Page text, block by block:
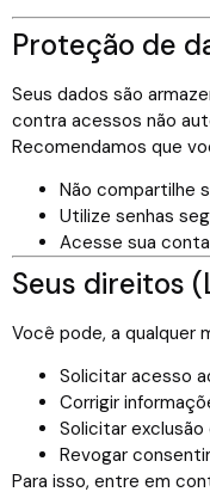
Proteção de
Seus dados são
contra acessos não
Recomendamos que
Não compartilhe
Utilize senhas
Acesse sua
Seus direitos
Você pode, a qualquer
Solicitar acesso
Corrigir
Solicitar exclusão
Revogar
Para isso, entre em